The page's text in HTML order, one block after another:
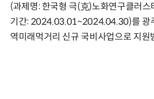
(과제명: 한국형 극(克)노화연구클러스
기간: 2024.03.01~2024.04.30)를 광
역미래먹거리 신규 국비사업으로 지원